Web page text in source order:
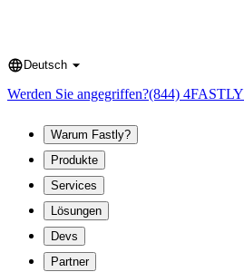
Language
Deutsch
Werden Sie angegriffen?(844) 4FASTLY
Warum Fastly?
Produkte
Services
Lösungen
Devs
Partner